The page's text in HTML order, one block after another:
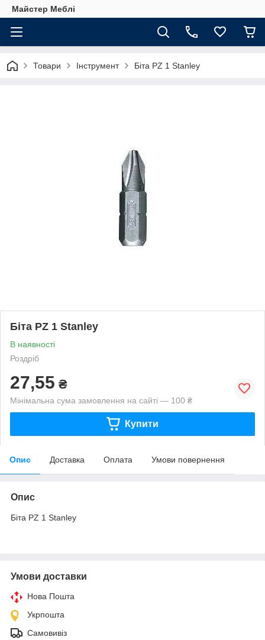
Майстер Меблі
Товари Інструмент Біта PZ 1 Stanley
Біта PZ 1 Stanley
В наявності
Роздріб
27,55 ₴
Мінімальна сума замовлення на сайті — 100 ₴
Купити
Опис Доставка Оплата Умови повернення
Опис
Біта PZ 1 Stanley
Умови доставки
Нова Пошта
Укрпошта
Самовивіз